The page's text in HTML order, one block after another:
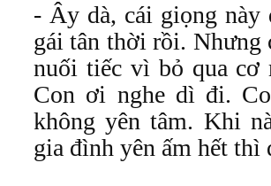
- Ây dà, cái giọng này
gái tân thời rồi.
nuối tiếc vì bỏ qua cơ
Con ơi nghe dì đi.
không yên tâm. Khi
gia đình yên ấm hết